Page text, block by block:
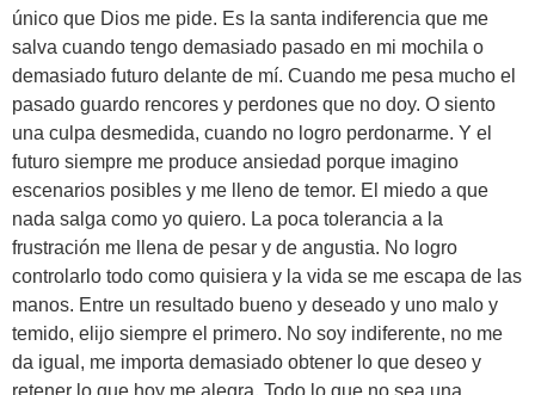
único que Dios me pide. Es la santa indiferencia que me
salva cuando tengo demasiado pasado en mi mochila o
demasiado futuro delante de mí. Cuando me pesa mucho el
pasado guardo rencores y perdones que no doy. O siento
una culpa desmedida, cuando no logro perdonarme. Y el
futuro siempre me produce ansiedad porque imagino
escenarios posibles y me lleno de temor. El miedo a que
nada salga como yo quiero. La poca tolerancia a la
frustración me llena de pesar y de angustia. No logro
controlarlo todo como quisiera y la vida se me escapa de las
manos. Entre un resultado bueno y deseado y uno malo y
temido, elijo siempre el primero. No soy indiferente, no me
da igual, me importa demasiado obtener lo que deseo y
retener lo que hoy me alegra. Todo lo que no sea una